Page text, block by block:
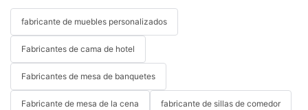
fabricante de muebles personalizados
Fabricantes de cama de hotel
Fabricantes de mesa de banquetes
Fabricante de mesa de la cena fabricante de sillas de comedor